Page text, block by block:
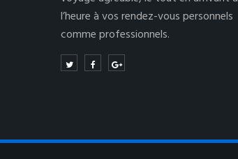
l’heure à vos rendez-vous personnels
comme professionnels.